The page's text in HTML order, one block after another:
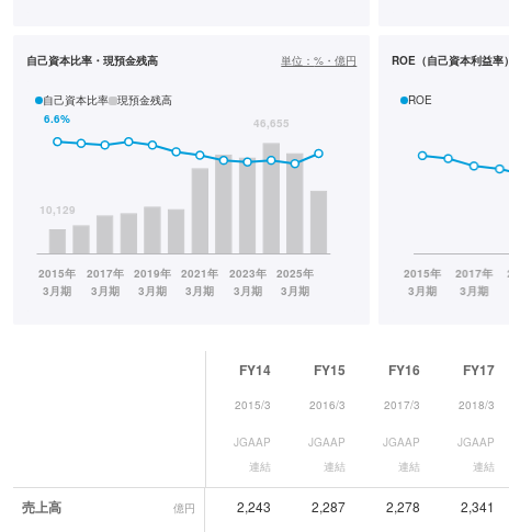
自己資本比率・現預金残高 単位：%・億円
自己資本比率 現預金残高
ROE（自己資本利益率）
ROE
業績データ一覧
FY14 FY15 FY16 FY17
2015/3 2016/3 2017/3 2018/3
JGAAP
連結
JGAAP
連結
JGAAP
連結
JGAAP
連結
売上高 億円 2,243 2,287 2,278 2,341